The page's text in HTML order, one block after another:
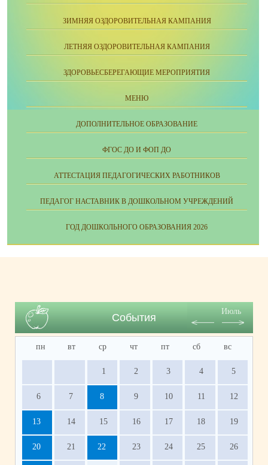
ЗИМНЯЯ ОЗДОРОВИТЕЛЬНАЯ КАМПАНИЯ
ЛЕТНЯЯ ОЗДОРОВИТЕЛЬНАЯ КАМПАНИЯ
ЗДОРОВЬЕСБЕРЕГАЮЩИЕ МЕРОПРИЯТИЯ
МЕНЮ
ДОПОЛНИТЕЛЬНОЕ ОБРАЗОВАНИЕ
ФГОС ДО И ФОП ДО
АТТЕСТАЦИЯ ПЕДАГОГИЧЕСКИХ РАБОТНИКОВ
ПЕДАГОГ НАСТАВНИК В ДОШКОЛЬНОМ УЧРЕЖДЕНИЙ
ГОД ДОШКОЛЬНОГО ОБРАЗОВАНИЯ 2026
События
Июль
пн вт ср чт пт сб вс
1 2 3 4 5
6 7 8 9 10 11 12
13 14 15 16 17 18 19
20 21 22 23 24 25 26